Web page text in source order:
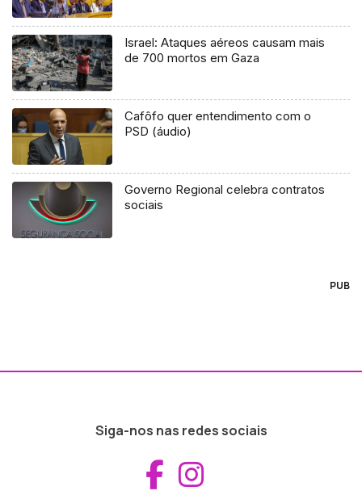
Israel: Ataques aéreos causam mais
de 700 mortos em Gaza
Cafôfo quer entendimento com o
PSD (áudio)
Governo Regional celebra contratos
sociais
PUB
Siga-nos nas redes sociais
Aceder ao